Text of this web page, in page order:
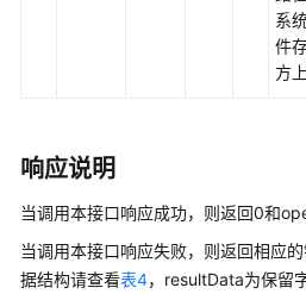
口
说
明
数
系
件
方
响应说明
当调用本接口响应成功，则返回0和
当调用本接口响应失败，则返回相应
据结构请查看表4，resultData为保留